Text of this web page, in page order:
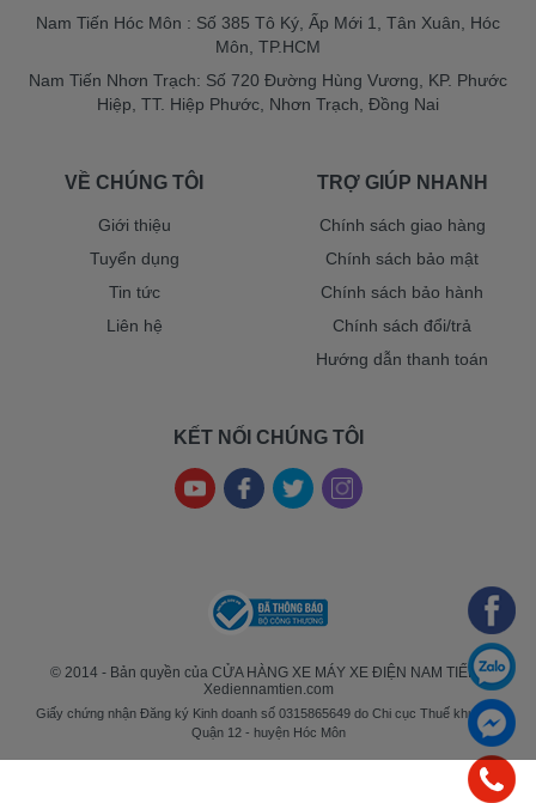
Nam Tiến Hóc Môn : Số 385 Tô Ký, Ấp Mới 1, Tân Xuân, Hóc
Môn, TP.HCM
Nam Tiến Nhơn Trạch: Số 720 Đường Hùng Vương, KP. Phước
Hiệp, TT. Hiệp Phước, Nhơn Trạch, Đồng Nai
VỀ CHÚNG TÔI
Giới thiệu
Tuyển dụng
Tin tức
Liên hệ
TRỢ GIÚP NHANH
Chính sách giao hàng
Chính sách bảo mật
Chính sách bảo hành
Chính sách đổi/trả
Hướng dẫn thanh toán
KẾT NỐI CHÚNG TÔI
© 2014 - Bản quyền của CỬA HÀNG XE MÁY XE ĐIỆN NAM TIẾN -
Xediennamtien.com
Giấy chứng nhận Đăng ký Kinh doanh số 0315865649 do Chi cục Thuế khu vực
Quận 12 - huyện Hóc Môn